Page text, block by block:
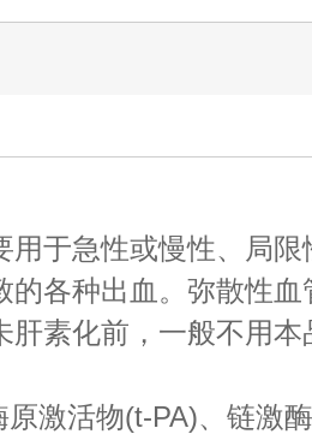
于急性或慢性、局限
的各种出血。弥散性血
素化前，一般不用本
活物(t-PA)、链激